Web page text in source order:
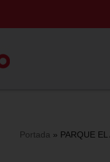
Portada » PARQUE